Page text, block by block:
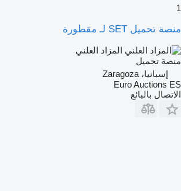
1
منصة تحميل SET لـ مقطورة
المزاد العلني
منصة تحميل
إسبانيا، Zaragoza
Euro Auctions ES
الاتصال بالبائع